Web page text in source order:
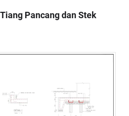
Pancang dan Stek